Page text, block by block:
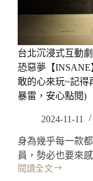
台北沉浸式互動
恐惡夢【
敢的心來玩~記得
暴雷，安心點閱)
2024-11-11
身為幾乎每一款
員，勢必也要來
閱讀全文
台